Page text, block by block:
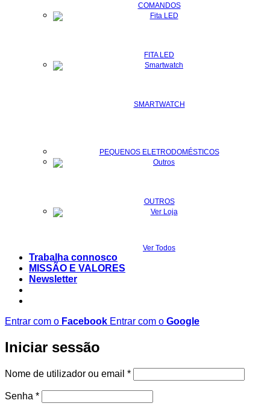
COMANDOS
FITA LED
SMARTWATCH
PEQUENOS ELETRODOMÉSTICOS
OUTROS
Ver Todos
Trabalha connosco
MISSÃO E VALORES
Newsletter
Entrar com o Facebook Entrar com o Google
Iniciar sessão
Nome de utilizador ou email *Obrigatório
Senha *Obrigatório